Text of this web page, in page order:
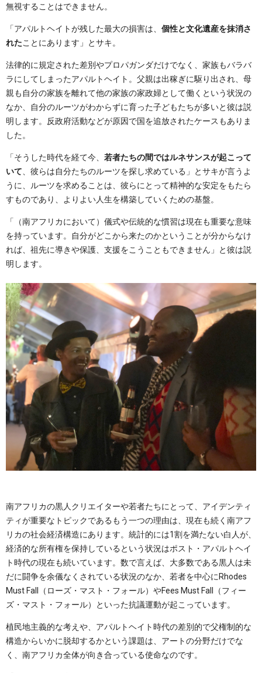
無視することはできません。
「アパルトヘイトが残した最大の損害は、 個性と文化遺産を抹消さ
れたことにあります」とサキ。
法律的に規定された差別やプロパガンダだけでなく、家族もバラバ
ラにしてしまったアパルトヘイト。父親は出稼ぎに駆り出され、母
親も自分の家族を離れて他の家族の家政婦として働くという状況の
なか、自分のルーツがわからずに育った子どもたちが多いと彼は説
明します。反政府活動などが原因で国を追放されたケースもありま
した。
「そうした時代を経て今、 若者たちの間ではルネサンスが起こって
いて 、彼らは自分たちのルーツを探し求めている」とサキが言うよ
うに、ルーツを求めることは、彼らにとって精神的な安定をもたら
すものであり、よりよい人生を構築していくための基盤。
「（南アフリカにおいて）儀式や伝統的な慣習は現在も重要な意味
を持っています。自分がどこから来たのかということが分からなけ
れば、祖先に導きや保護、支援をこうこともできません」と彼は説
明します。
南アフリカの黒人クリエイターや若者たちにとって、アイデンティ
ティが重要なトピックであるもう一つの理由は、現在も続く南アフ
リカの社会経済構造にあります。統計的には1割を満たない白人が、
経済的な所有権を保持しているという状況はポスト・アパルトヘイ
ト時代の現在も続いています。数で言えば、大多数である黒人は未
だに闘争を余儀なくされている状況のなか、若者を中心にRhodes
Must Fall（ローズ・マスト・フォール）やFees Must Fall（フィー
ズ・マスト・フォール）といった抗議運動が起こっています。
植民地主義的な考えや、アパルトヘイト時代の差別的で父権制的な
構造からいかに脱却するかという課題は、アートの分野だけでな
く、南アフリカ全体が向き合っている使命なのです。